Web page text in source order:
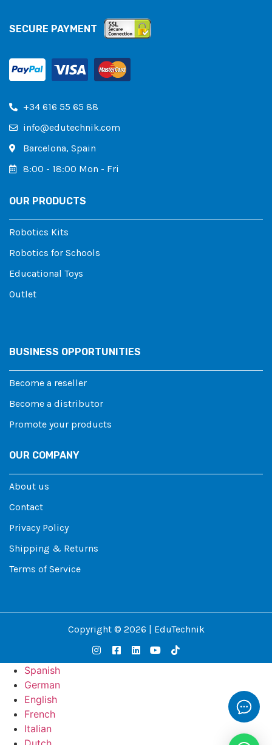
SECURE PAYMENT
+34 616 55 65 88
info@edutechnik.com
Barcelona, ​​Spain
8:00 - 18:00 Mon - Fri
OUR PRODUCTS
Robotics Kits
Robotics for Schools
Educational Toys
Outlet
BUSINESS OPPORTUNITIES
Become a reseller
Become a distributor
Promote your products
OUR COMPANY
About us
Contact
Privacy Policy
Shipping & Returns
Terms of Service
Copyright © 2026 | EduTechnik
Spanish
German
English
French
Italian